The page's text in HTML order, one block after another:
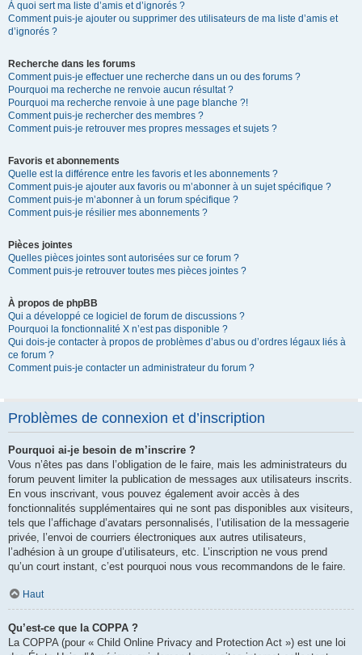
À quoi sert ma liste d’amis et d’ignorés ?
Comment puis-je ajouter ou supprimer des utilisateurs de ma liste d’amis et
d’ignorés ?
Recherche dans les forums
Comment puis-je effectuer une recherche dans un ou des forums ?
Pourquoi ma recherche ne renvoie aucun résultat ?
Pourquoi ma recherche renvoie à une page blanche ?!
Comment puis-je rechercher des membres ?
Comment puis-je retrouver mes propres messages et sujets ?
Favoris et abonnements
Quelle est la différence entre les favoris et les abonnements ?
Comment puis-je ajouter aux favoris ou m’abonner à un sujet spécifique ?
Comment puis-je m’abonner à un forum spécifique ?
Comment puis-je résilier mes abonnements ?
Pièces jointes
Quelles pièces jointes sont autorisées sur ce forum ?
Comment puis-je retrouver toutes mes pièces jointes ?
À propos de phpBB
Qui a développé ce logiciel de forum de discussions ?
Pourquoi la fonctionnalité X n’est pas disponible ?
Qui dois-je contacter à propos de problèmes d’abus ou d’ordres légaux liés à
ce forum ?
Comment puis-je contacter un administrateur du forum ?
Problèmes de connexion et d’inscription
Pourquoi ai-je besoin de m’inscrire ?
Vous n’êtes pas dans l’obligation de le faire, mais les administrateurs du
forum peuvent limiter la publication de messages aux utilisateurs inscrits.
En vous inscrivant, vous pouvez également avoir accès à des
fonctionnalités supplémentaires qui ne sont pas disponibles aux visiteurs,
tels que l’affichage d’avatars personnalisés, l’utilisation de la messagerie
privée, l’envoi de courriers électroniques aux autres utilisateurs,
l’adhésion à un groupe d’utilisateurs, etc. L’inscription ne vous prend
qu’un court instant, c’est pourquoi nous vous recommandons de le faire.
Haut
Qu’est-ce que la COPPA ?
La COPPA (pour « Child Online Privacy and Protection Act ») est une loi